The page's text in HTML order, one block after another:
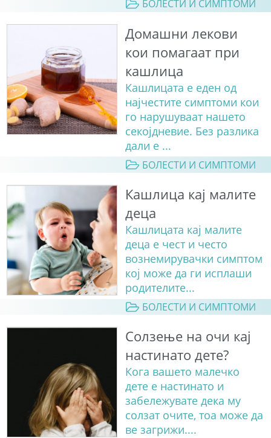
БОЛЕСТИ И СИМПТОМИ
Домашни лекови
кои помагаат при
кашлица
Кашлицата е еден од
најчестите симптоми кои
го нарушуваат нашето
секојдневие. Без разлика
дали е ...
БОЛЕСТИ И СИМПТОМИ
Кашлица кај малите
деца
Кашлицата кај малите
деца е чест и често
вознемирувачки симптом
кој може да ги исплаши
родителите...
БОЛЕСТИ И СИМПТОМИ
Солзење на очи кај
настинато дете?
Кога вашето малечко
дете е настинато и
забележувате дека му
солзат очите, тоа може да
ве загрижи....